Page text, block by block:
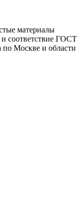
материалы
соответствие ГОСТ
по Москве и области